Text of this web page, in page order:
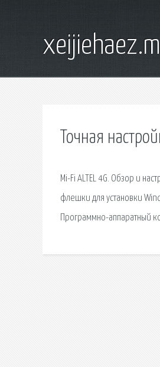
Точная
Mi-Fi ALTEL 4G. Обзор и
флешки для установки
Программно-аппаратный